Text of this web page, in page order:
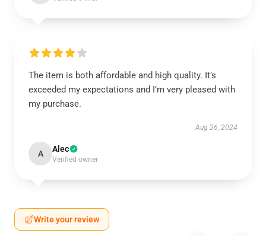
The item is both affordable and high quality. It’s
exceeded my expectations and I’m very pleased with
my purchase.
Aug 26, 2024
A Alec
Verified owner
Write your review